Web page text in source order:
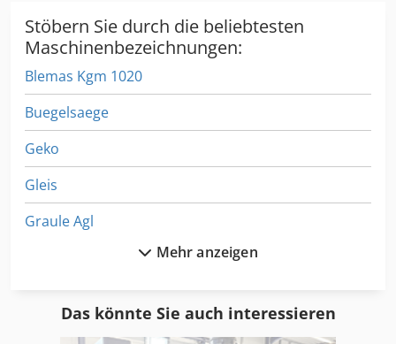
Stöbern Sie durch die beliebtesten
Maschinenbezeichnungen:
Blemas Kgm 1020
Buegelsaege
Geko
Gleis
Graule Agl
Mehr anzeigen
Das könnte Sie auch interessieren